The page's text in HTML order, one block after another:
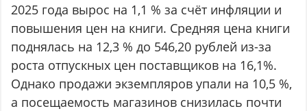
2025 года вырос на 1,1 % за счёт инфляции и
повышения цен на книги. Средняя цена книги
поднялась на 12,3 % до 546,20 рублей из-за
роста отпускных цен поставщиков на 16,1%.
Однако продажи экземпляров упали на 10,5 %,
а посещаемость магазинов снизилась почти